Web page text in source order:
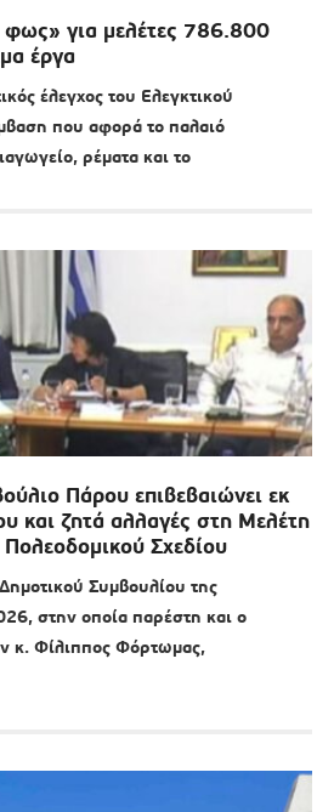
για μελέτες 786.800
έργα
έλεγχος του Ελεγκτικού
που αφορά το παλαιό
ρέματα και το
Πάρου επιβεβαιώνει εκ
και ζητά αλλαγές στη Μελέτη
Σχεδίου
Συμβουλίου της
στην οποία παρέστη και ο
κ. Φίλιππος Φόρτωμας,